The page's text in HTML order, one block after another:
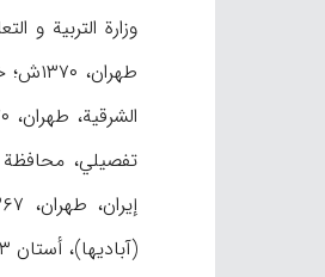
وزارة التربیة و التعلیم، طهران،
طهران، ۱۳۷۰ش؛ ختمي‌مآب، محمد و ناصر إیماني راد،
الشرقیة، طهران، ۱۳۷۰ش؛ دوستي، حسین،
تفصیلي، محافظة
إیران، طهران، ۱۳۶۷ش؛ شاهسوند بغدادي، پریچهره،
(آبادیها)، أستان ۳ و ۴ آذربایجان،